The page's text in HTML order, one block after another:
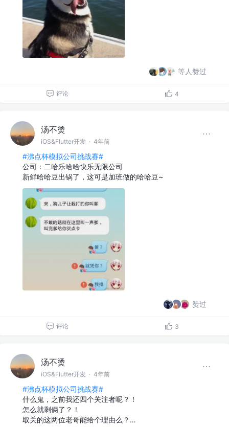
等人赞过
评论 4
汤不烫
iOS&Flutter开发 · 4年前
#沸点杯模拟公司挑战赛#
公司：二哈乐哈哈快乐无限公司
新鲜哈哈豆出锅了，这可是加班做的哈哈豆~
赞过
评论 3
汤不烫
iOS&Flutter开发 · 4年前
#沸点杯模拟公司挑战赛#
什么鬼，之前我还四个关注者呢？！
怎么就剩俩了？！
取关的这两位老哥能给个理由么？…